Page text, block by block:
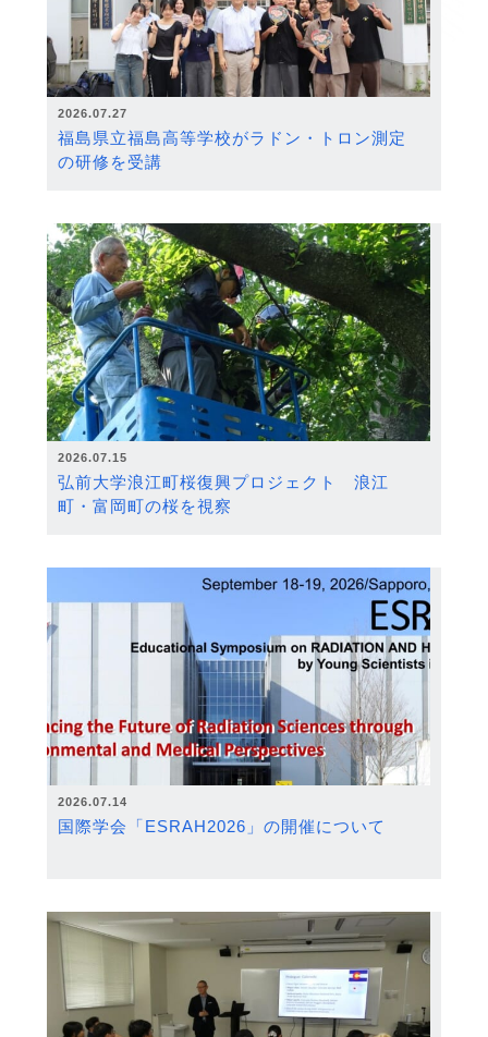
2026.07.27
福島県立福島高等学校がラドン・トロン測定
の研修を受講
2026.07.15
弘前大学浪江町桜復興プロジェクト 浪江
町・富岡町の桜を視察
2026.07.14
国際学会「ESRAH2026」の開催について